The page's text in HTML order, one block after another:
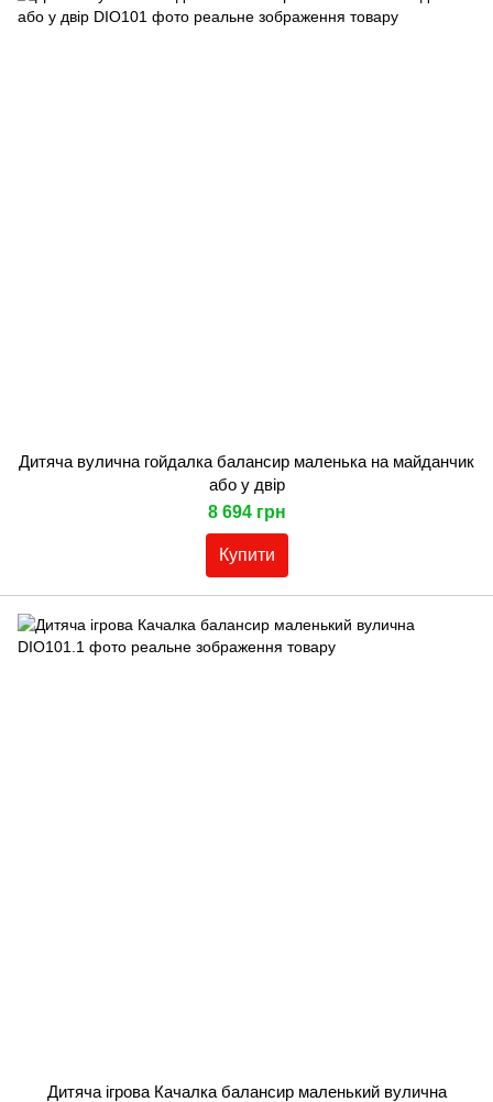
Дитяча вулична гойдалка балансир маленька на майданчик
або у двір
8 694 грн
Купити
Дитяча ігрова Качалка балансир маленький вулична